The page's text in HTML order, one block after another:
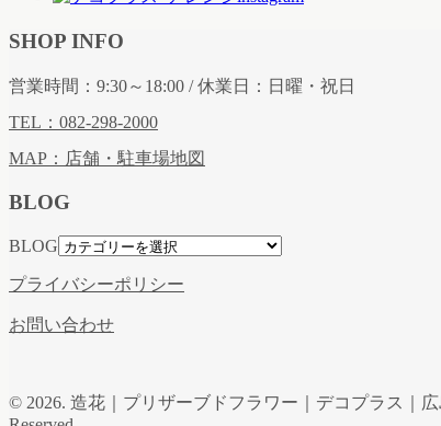
SHOP INFO
営業時間：9:30～18:00 / 休業日：日曜・祝日
TEL：082-298-2000
MAP：店舗・駐車場地図
BLOG
BLOG
プライバシーポリシー
お問い合わせ
© 2026. 造花｜プリザーブドフラワー｜デコプラス｜